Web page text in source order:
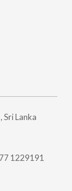
Sri Lanka
1229191